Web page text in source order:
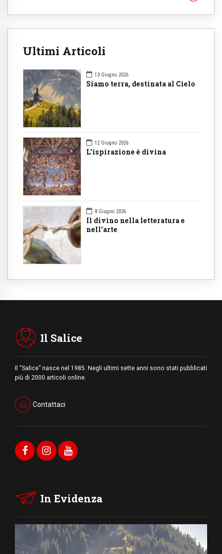
Ultimi Articoli
13 Giugno 2026
Siamo terra, destinata al Cielo
12 Giugno 2026
L'ispirazione è divina
8 Giugno 2026
Il divino nella letteratura e
nell’arte
Il Salice
Il “Salice” nasce nel 1985. Negli ultimi sette anni sono stati pubblicati
più di 2000 articoli online.
Contattaci
In Evidenza